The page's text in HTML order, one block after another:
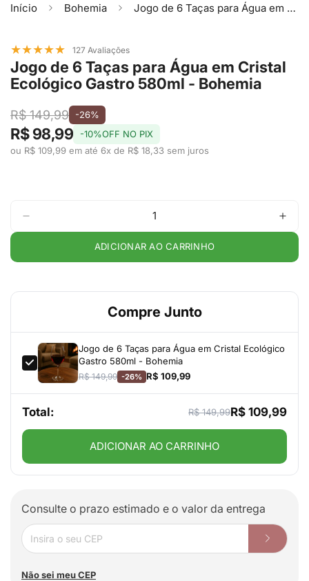
Início Bohemia Jogo de 6 Taças para Água em Cristal Ecológico Gastro 580ml - Bohemia
★★★★★ 127 Avaliações
Jogo de 6 Taças para Água em Cristal
Ecológico Gastro 580ml - Bohemia
R$ 149,99 -26%
R$ 98,99
-10%OFF NO PIX
ou R$ 109,99 em até 6x de R$ 18,33 sem juros
ADICIONAR AO CARRINHO
Compre Junto
Jogo de 6 Taças para Água em Cristal Ecológico
Gastro 580ml - Bohemia
R$ 149,99 -26% R$ 109,99
Total: R$ 149,99R$ 109,99
ADICIONAR AO CARRINHO
Consulte o prazo estimado e o valor da entrega
Não sei meu CEP